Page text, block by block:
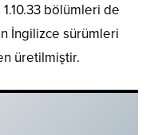
1.10.33 bölümleri de
İngilizce sürümleri
üretilmiştir.